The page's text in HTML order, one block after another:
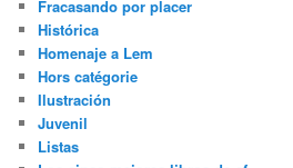
Fracasando por placer
Histórica
Homenaje a Lem
Hors catégorie
Ilustración
Juvenil
Listas